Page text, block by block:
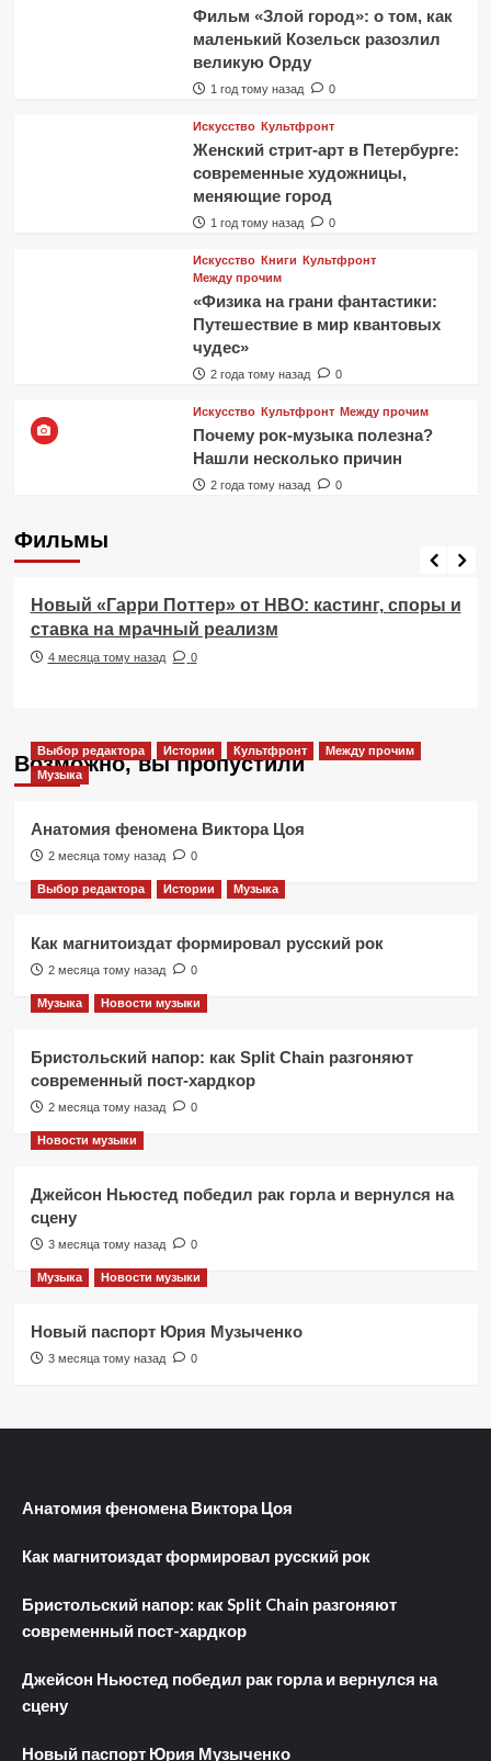
Фильм «Злой город»: о том, как
маленький Козельск разозлил
великую Орду
1 год тому назад 0
Искусство Культфронт
Женский стрит-арт в Петербурге:
современные художницы,
меняющие город
1 год тому назад 0
Искусство Книги Культфронт
Между прочим
«Физика на грани фантастики:
Путешествие в мир квантовых
чудес»
2 года тому назад 0
Искусство Культфронт Между прочим
Почему рок-музыка полезна?
Нашли несколько причин
2 года тому назад 0
Фильмы
Фильмы
Новый «Гарри Поттер» от HBO: кастинг, споры и
ставка на мрачный реализм
4 месяца тому назад 0
Возможно, вы пропустили
Выбор редактора Истории Культфронт
Между прочим
Музыка
Анатомия феномена Виктора Цоя
2 месяца тому назад 0
Выбор редактора Истории Музыка
Как магнитоиздат формировал русский рок
2 месяца тому назад 0
Музыка Новости музыки
Бристольский напор: как Split Chain разгоняют
современный пост-хардкор
2 месяца тому назад 0
Новости музыки
Джейсон Ньюстед победил рак горла и вернулся на
сцену
3 месяца тому назад 0
Музыка Новости музыки
Новый паспорт Юрия Музыченко
3 месяца тому назад 0
Анатомия феномена Виктора Цоя
Как магнитоиздат формировал русский рок
Бристольский напор: как Split Chain разгоняют
современный пост-хардкор
Джейсон Ньюстед победил рак горла и вернулся на
сцену
Новый паспорт Юрия Музыченко